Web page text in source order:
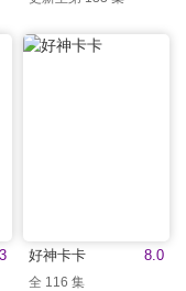
8.0
好神卡卡
全 116 集